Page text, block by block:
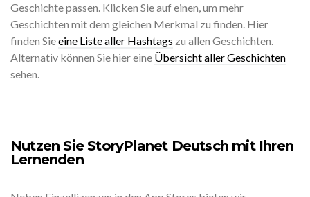
Geschichte passen. Klicken Sie auf einen, um mehr
Geschichten mit dem gleichen Merkmal zu finden. Hier
finden Sieeine Liste aller Hashtags zu allen Geschichten.
Alternativ können Sie hier eine Übersicht aller Geschichten
sehen.
Nutzen Sie StoryPlanet Deutsch mit Ihren
Lernenden